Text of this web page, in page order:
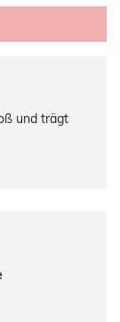
und trägt